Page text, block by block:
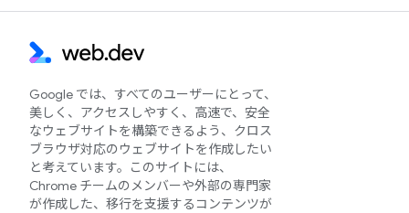
Google では、すべてのユーザーにとって、
美しく、アクセスしやすく、高速で、安全
なウェブサイトを構築できるよう、クロス
ブラウザ対応のウェブサイトを作成したい
と考えています。このサイトには、
Chrome チームのメンバーや外部の専門家
が作成した、移行を支援するコンテンツが